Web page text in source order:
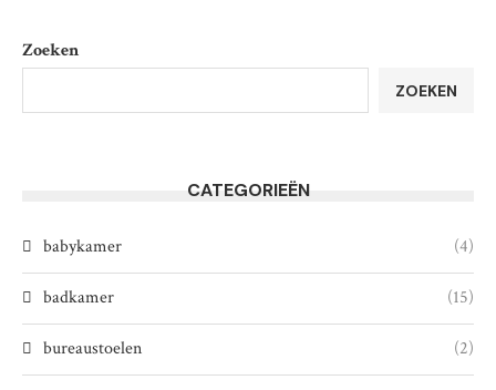
Zoeken
ZOEKEN
CATEGORIEËN
babykamer (4)
badkamer (15)
bureaustoelen (2)